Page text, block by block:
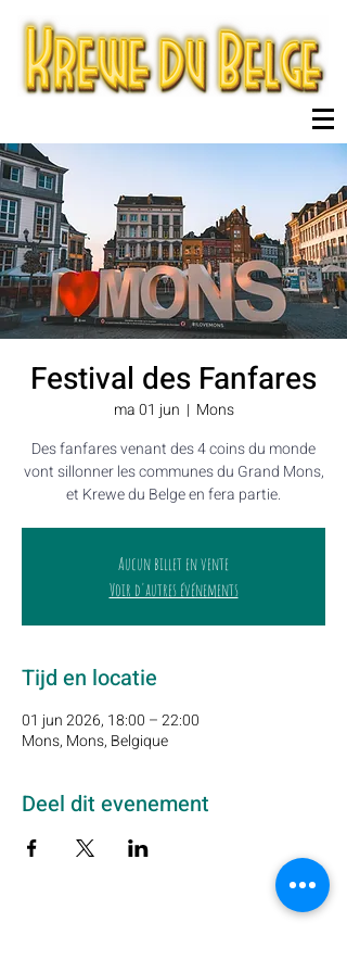
Festival des Fanfares
ma 01 jun
  |
Mons
Des fanfares venant des 4 coins du monde
vont sillonner les communes du Grand Mons,
et Krewe du Belge en fera partie.
Aucun billet en vente
Voir d'autres événements
Tijd en locatie
01 jun 2026, 18:00 – 22:00
Mons, Mons, Belgique
Deel dit evenement